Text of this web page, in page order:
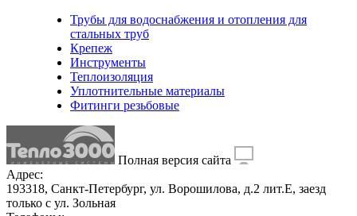
Трубы для водоснабжения и отопления для
стальных труб
Крепеж
Инструменты
Теплоизоляция
Уплотнительные материалы
Фитинги резьбовые
Полная версия сайта
Адрес:
193318, Санкт-Петербург, ул. Ворошилова, д.2 лит.Е, заезд
только с ул. Зольная